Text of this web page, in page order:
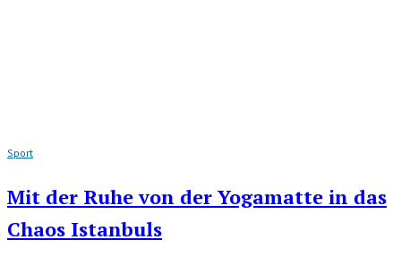
Sport
Mit der Ruhe von der Yogamatte in das
Chaos Istanbuls